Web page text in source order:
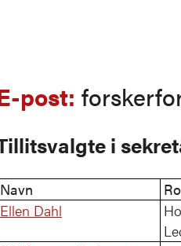
post:
i
Navn
Ellen Dahl